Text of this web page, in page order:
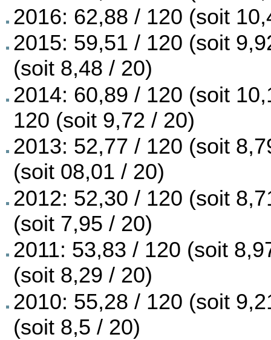
2016: 62,88 / 120 (soit
2015: 59,51 / 120 (soit
(soit 8,48 / 20)
2014: 60,89 / 120 (soit
120 (soit 9,72 / 20)
2013: 52,77 / 120 (soit
(soit 08,01 / 20)
2012: 52,30 / 120 (soit
(soit 7,95 / 20)
2011: 53,83 / 120 (soit
(soit 8,29 / 20)
2010: 55,28 / 120 (soit
(soit 8,5 / 20)